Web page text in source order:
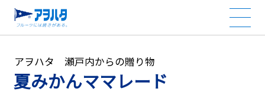
アヲハタ 瀬戸内からの贈り物
夏みかんママレード